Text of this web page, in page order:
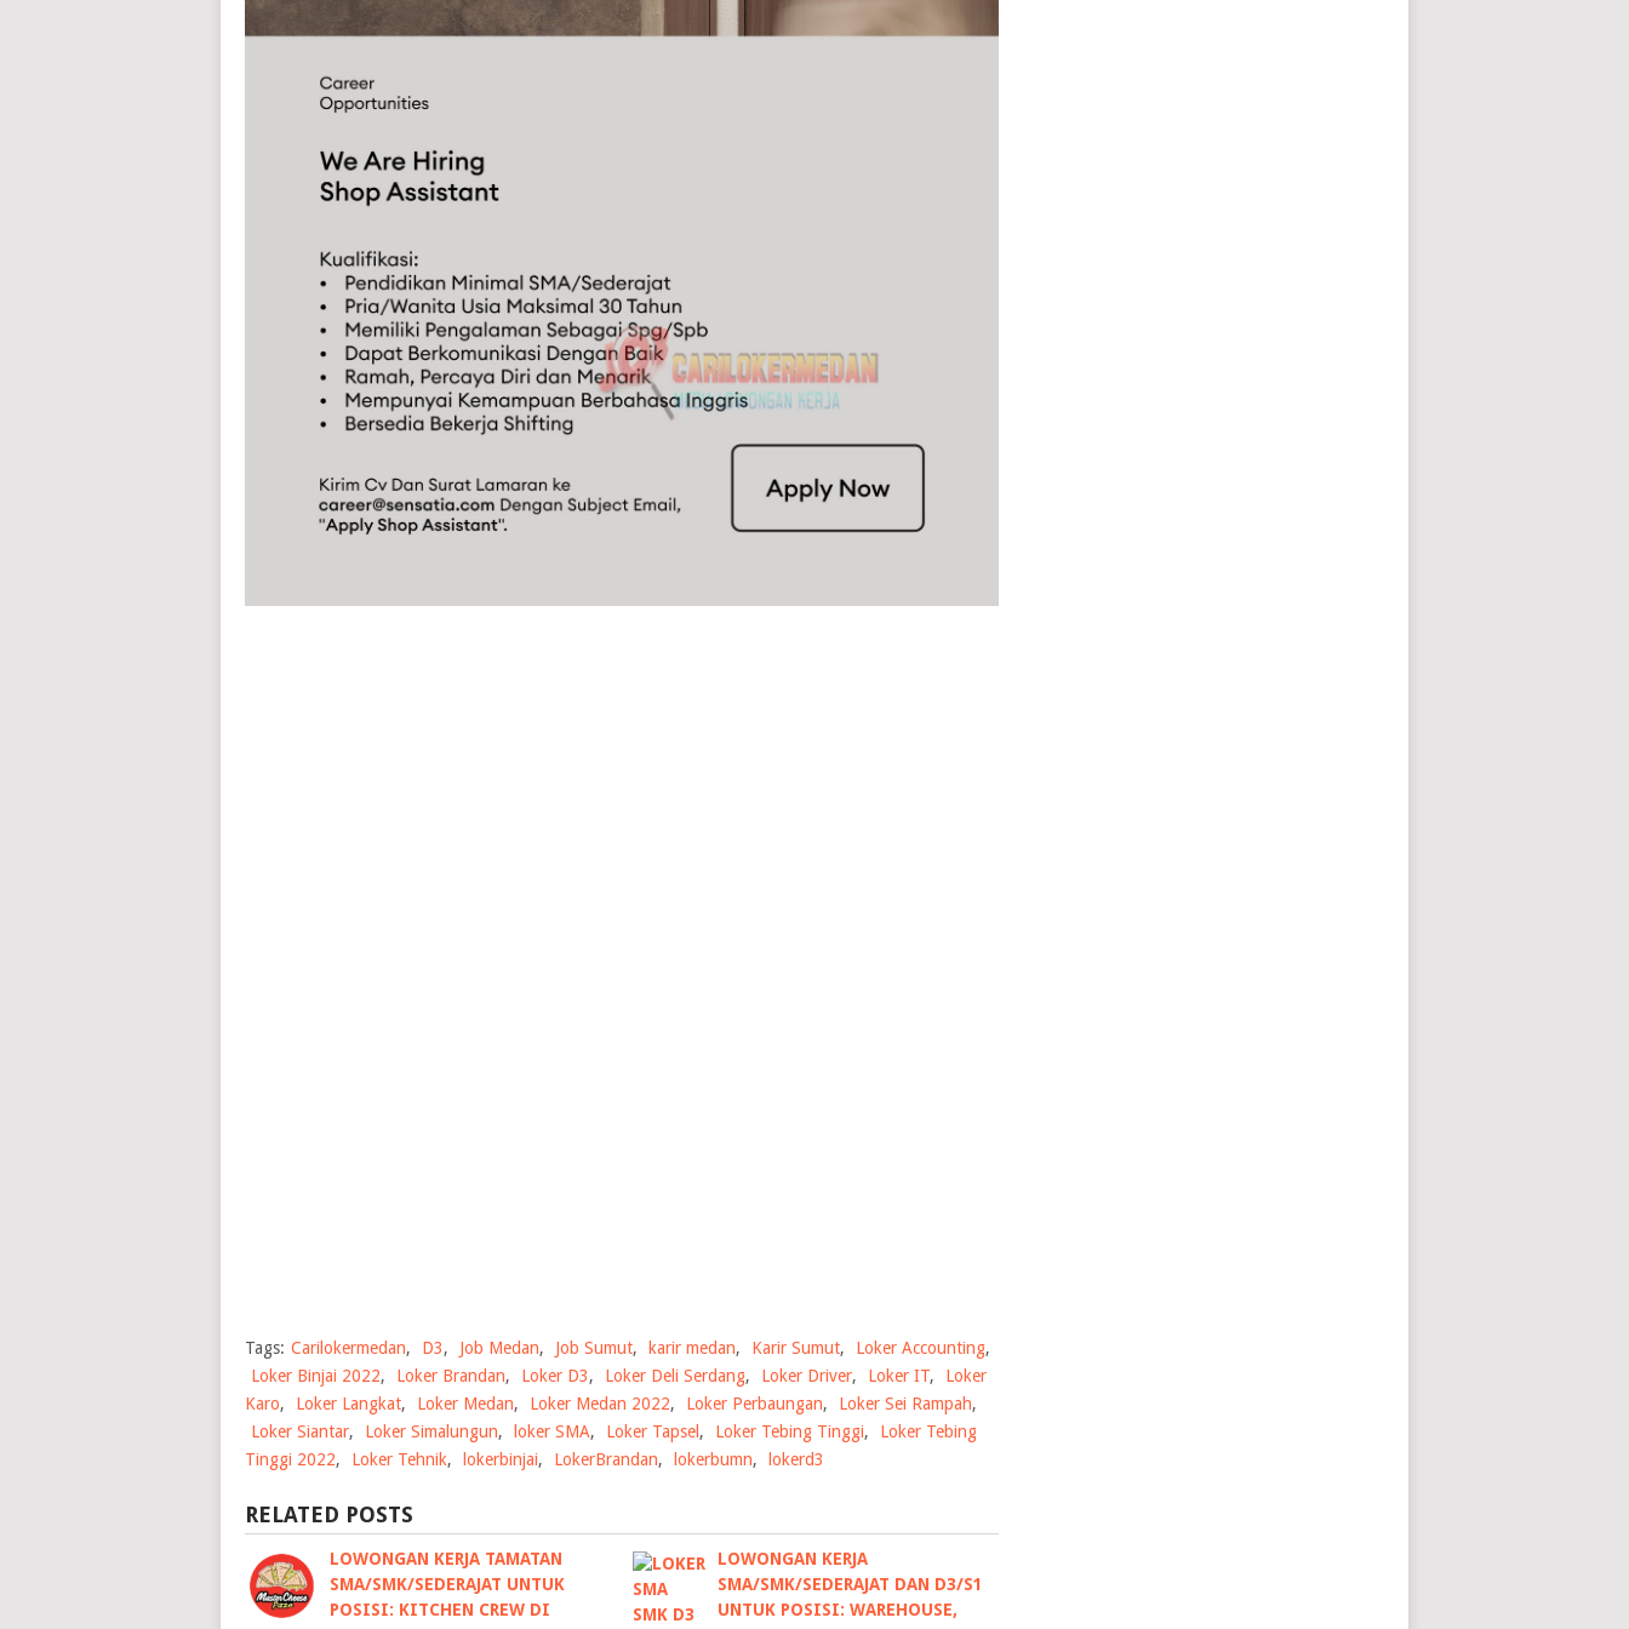
Tags: Carilokermedan, D3, Job Medan, Job Sumut, karir medan, Karir Sumut, Loker Accounting,
Loker Binjai 2022, Loker Brandan, Loker D3, Loker Deli Serdang, Loker Driver, Loker IT,
Loker
Karo, Loker Langkat, Loker Medan, Loker Medan 2022, Loker Perbaungan, Loker Sei Rampah,
Loker Siantar, Loker Simalungun, loker SMA, Loker Tapsel , Loker Tebing Tinggi,
Loker Tebing
Tinggi 2022, Loker Tehnik, lokerbinjai, LokerBrandan, lokerbumn, lokerd3
RELATED POSTS
LOWONGAN KERJA TAMATAN
SMA/SMK/SEDERAJAT UNTUK
POSISI: KITCHEN CREW DI
LOWONGAN KERJA
SMA/SMK/SEDERAJAT DAN D3/S1
UNTUK POSISI: WAREHOUSE,